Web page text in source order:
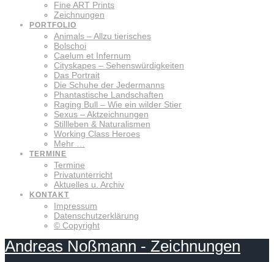
Fine ART Prints
Zeichnungen
PORTFOLIO
Animals – Allzu tierisches
Bolschoi
Caelum et Infernum
Cityskapes – Sehenswürdigkeiten
Das Portrait
Die Schuhe der Jedermanns
Phantastische Landschaften
Raging Bull – Wie ein wilder Stier
Sexus – Aktzeichnungen
Stillleben & Naturalismen
Working Class Heroes
Mehr …
TERMINE
Termine
Privatunterricht
Aktuelles u. Archiv
KONTAKT
Impressum
Datenschutzerklärung
© Copyright
Andreas Noßmann - Zeichnungen